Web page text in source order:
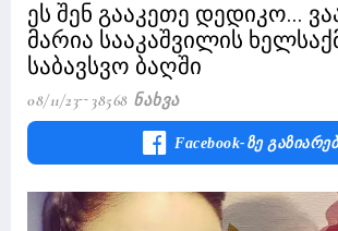
ეს შენ გააკეთე დედიკო...
მარია სააკაშვილის
საბავსვო ბაღში
08/11/23 38568 Ნახვა
Facebook-Ზე